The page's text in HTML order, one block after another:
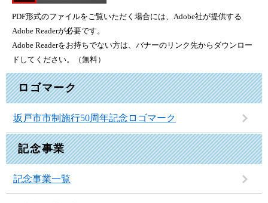
PDF形式のファイルをご覧いただく場合には、Adobe社が提供する
Adobe Readerが必要です。
Adobe Readerをお持ちでない方は、バナーのリンク先からダウンロー
ドしてください。（無料）
ロゴマーク
坂戸市市制施行50周年記念ロゴマーク
記念事業
記念事業一覧